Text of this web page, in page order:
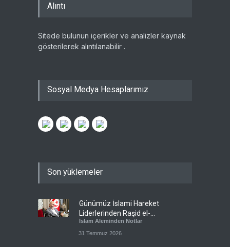
Alıntı
Sitede bulunun içerikler ve analizler kaynak
gösterilerek alıntılanabilir .
Sosyal Medya Hesaplarımız
Son yüklemeler
Günümüz İslami Hareket
Liderlerinden Raşid el-
Gannuşi’ye Seküler Faşizmin
Zindanlarında Ağır Tecrit
İslam Aleminden Notlar
31 Temmuz 2026